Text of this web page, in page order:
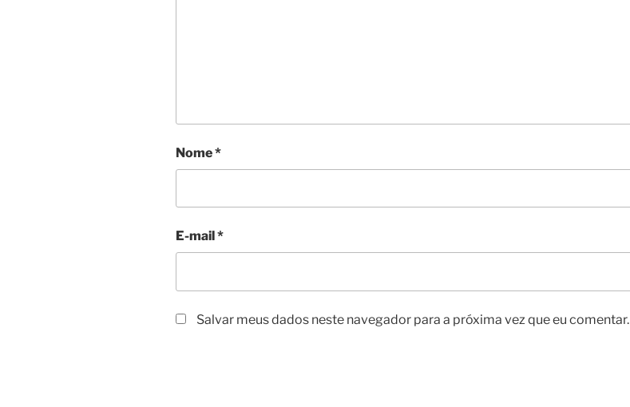
Nome*
E-mail *
Salvar meus dados neste navegador para a próxima vez que eu comentar.